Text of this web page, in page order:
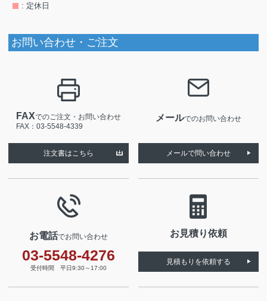
: 定休日
お問い合わせ・ご注文
FAXでのご注文・お問い合わせ
FAX：03-5548-4339
注文書はこちら
メールでのお問い合わせ
メールで問い合わせ
お電話でお問い合わせ
03-5548-4276
受付時間 平日9:30～17:00
お見積り依頼
見積もりを依頼する